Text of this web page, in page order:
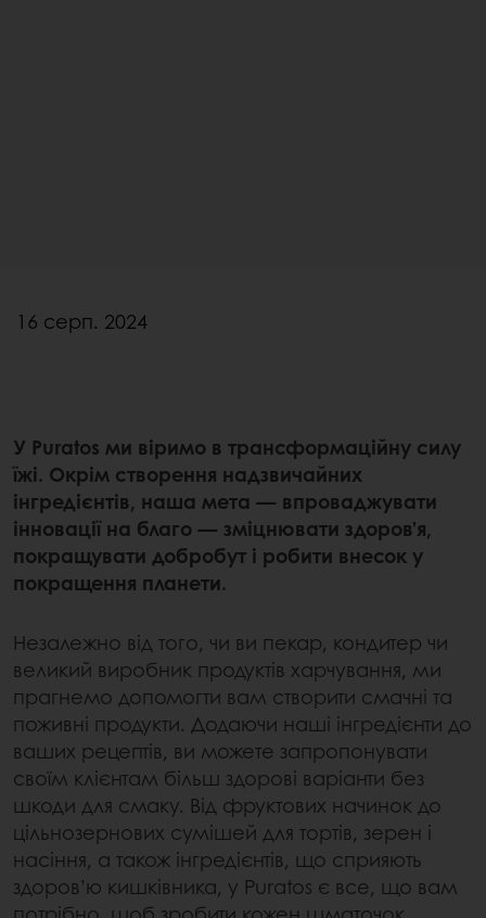
16 серп. 2024
У Puratos ми віримо в трансформаційну силу
їжі. Окрім створення надзвичайних
інгредієнтів, наша мета — впроваджувати
інновації на благо — зміцнювати здоров’я,
покращувати добробут і робити внесок у
покращення планети.
Незалежно від того, чи ви пекар, кондитер чи
великий виробник продуктів харчування, ми
прагнемо допомогти вам створити смачні та
поживні продукти. Додаючи наші інгредієнти до
ваших рецептів, ви можете запропонувати
своїм клієнтам більш здорові варіанти без
шкоди для смаку. Від фруктових начинок до
цільнозернових сумішей для тортів, зерен і
насіння, а також інгредієнтів, що сприяють
здоров’ю кишківника, у Puratos є все, що вам